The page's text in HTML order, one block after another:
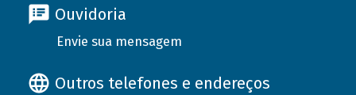
Ouvidoria
Envie sua mensagem
Outros telefones e endereços